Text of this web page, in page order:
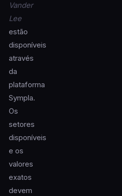
Vander
Lee
estão
disponíveis
através
da
plataforma
Sympla.
Os
setores
disponíveis
e os
valores
exatos
devem